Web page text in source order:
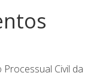
Civil da